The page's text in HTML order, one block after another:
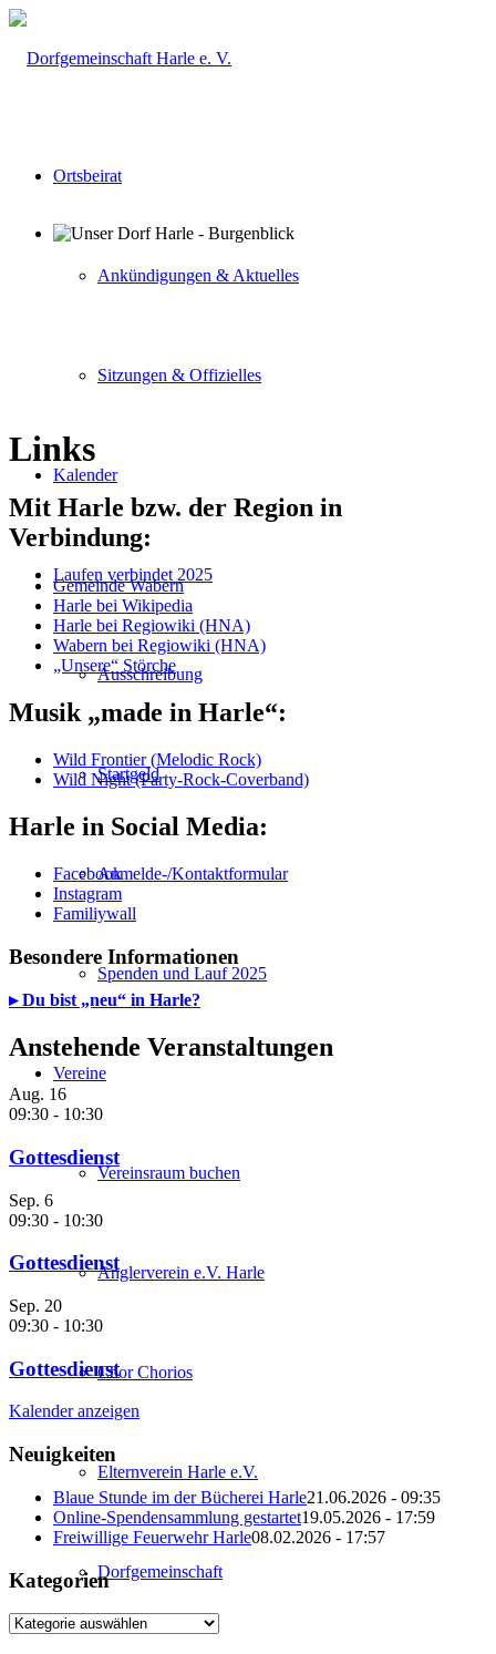
Ortsbeirat
Ankündigungen & Aktuelles
Sitzungen & Offizielles
Kalender
Laufen verbindet 2025
Ausschreibung
Startgeld
Anmelde-/Kontaktformular
Spenden und Lauf 2025
Vereine
Vereinsraum buchen
Anglerverein e.V. Harle
Chor Chorios
Elternverein Harle e.V.
Dorfgemeinschaft
Links
Mit Harle bzw. der Region in
Verbindung:
Gemeinde Wabern
Harle bei Wikipedia
Harle bei Regiowiki (HNA)
Wabern bei Regiowiki (HNA)
„Unsere“ Störche
Musik „made in Harle“:
Wild Frontier (Melodic Rock)
Wild Night (Party-Rock-Coverband)
Harle in Social Media:
Facebook
Instagram
Familiywall
Besondere Informationen
▸ Du bist „neu“ in Harle?
Anstehende Veranstaltungen
Aug. 16
09:30 - 10:30
Gottesdienst
Sep. 6
09:30 - 10:30
Gottesdienst
Sep. 20
09:30 - 10:30
Gottesdienst
Kalender anzeigen
Neuigkeiten
Blaue Stunde im der Bücherei Harle21.06.2026 - 09:35
Online-Spendensammlung gestartet19.05.2026 - 17:59
Freiwillige Feuerwehr Harle08.02.2026 - 17:57
Kategorien
Kategorien